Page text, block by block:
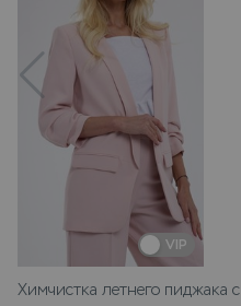
VIP
Химчистка летнего пиджака с